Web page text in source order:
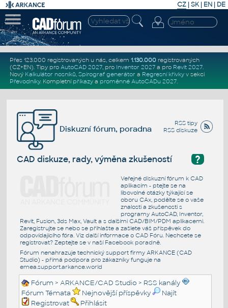
CZ | SK| EN | DE
Přes 123.000 registrovaných u nás, celkem 1.130.000registrovaných
(CZ+EN). Tipy pro AutoCAD 2027, pro Inventor 2027a pro Revit 2027.
Nový Kalkulátor nosníků, Spirograf generátor a Regresní křivkyv sekci
Převodníky. Kompletní příkazya proměnné AutoCADu 2027.
RSS tipy
RSS diskuze
Diskuzní fórum, poradna
?
CAD diskuze, rady, výměna zkušeností
Veřejné diskuzní fórum k CAD
aplikacím - ptejte se na
libovolné otázky týkající se
oboru CAx, podělte se o vaše
znalosti a zkušenosti s
programy AutoCAD, Inventor,
Revit, Fusion, 3ds Max, Vault a s dalšími CAD/BIM/PDM aplikacemi.
Zaregistrujte se nebo se přihlašte a zašlete váš příspěvek do
odpovídajícího fóra. Viz další informace o CAD Fóru. Nechcete se
registrovat? Zeptejte se v naší Facebook poradně.
Fórum nenahrazuje technický support firmy ARKANCE (CAD
Studio) - přímá podpora pro zákazníky funguje na
emea.support.arkance.world
Fórum >ARKANCE/CAD Studio > RSS kanály
Fórum Témata
Nejnovější příspěvky
Najít
Registrovat
Přihlásit